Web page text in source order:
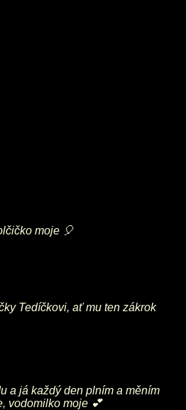
moje 🎈
Tedíčkovi, ať mu ten zákrok
a já každý den plním a měním
vodomilko moje 💕